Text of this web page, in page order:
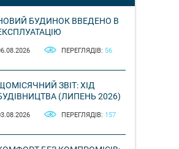
БУДИНОК ВВЕДЕНО В
ПЕРЕГЛЯДІВ: 56
ЗВІТ: ХІД
(ЛИПЕНЬ 2026)
ПЕРЕГЛЯДІВ: 157